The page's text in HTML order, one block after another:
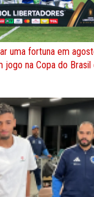
uma fortuna em
jogo na Copa do Brasil